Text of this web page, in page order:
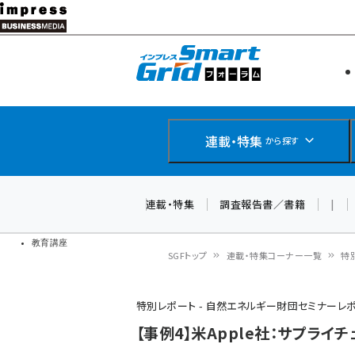
メ
イ
教育講座
連載・特集 から探す
連載・特集 調査報告書／書籍 |
ン
く
SGFトップ 連載・特集コーナー一覧 特
特別レポート - 自然エネルギー財団セミナーレ
【事例4】米Apple社：サプライ